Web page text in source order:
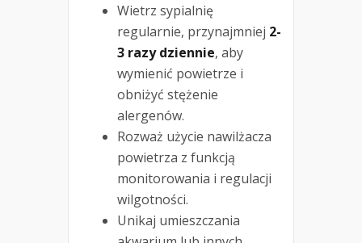
Wietrz sypialnię
regularnie, przynajmniej 2-
3 razy dziennie, aby
wymienić powietrze i
obniżyć stężenie
alergenów.
Rozważ użycie nawilżacza
powietrza z funkcją
monitorowania i regulacji
wilgotności.
Unikaj umieszczania